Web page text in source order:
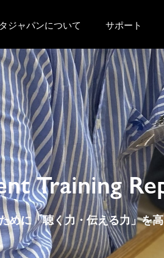
ジャパンについて サポート
Training
めに「聴く力・伝える力」を